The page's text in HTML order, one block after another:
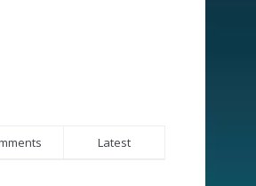
Latest